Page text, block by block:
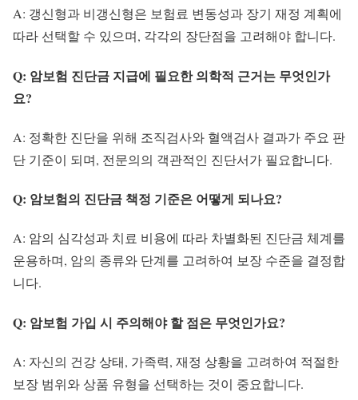
A: 갱신형과 비갱신형은 보험료 변동성과 장기 재정 계획에
따라 선택할 수 있으며, 각각의 장단점을 고려해야 합니다.
Q: 암보험 진단금 지급에 필요한 의학적 근거는 무엇인가
요?
A: 정확한 진단을 위해 조직검사와 혈액검사 결과가 주요 판
단 기준이 되며, 전문의의 객관적인 진단서가 필요합니다.
Q: 암보험의 진단금 책정 기준은 어떻게 되나요?
A: 암의 심각성과 치료 비용에 따라 차별화된 진단금 체계를
운용하며, 암의 종류와 단계를 고려하여 보장 수준을 결정합
니다.
Q: 암보험 가입 시 주의해야 할 점은 무엇인가요?
A: 자신의 건강 상태, 가족력, 재정 상황을 고려하여 적절한
보장 범위와 상품 유형을 선택하는 것이 중요합니다.